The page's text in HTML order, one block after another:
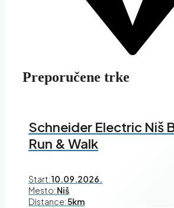
Preporučene trke
Schneider Electric Niš
Run & Walk
Start:10.09.2026.
Mesto: Niš
Distance:5km